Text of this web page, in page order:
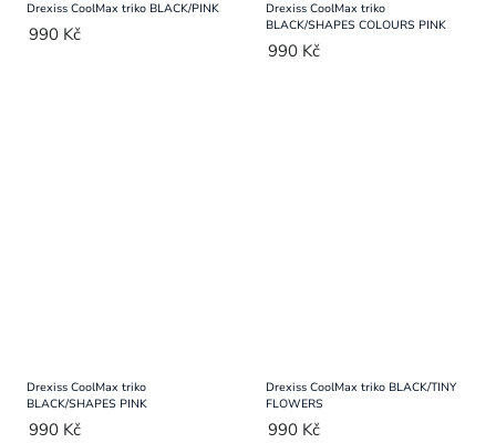
Drexiss CoolMax triko BLACK/PINK
990 Kč
Drexiss CoolMax triko
BLACK/SHAPES COLOURS PINK
990 Kč
Drexiss CoolMax triko
BLACK/SHAPES PINK
990 Kč
Drexiss CoolMax triko BLACK/TINY
FLOWERS
990 Kč